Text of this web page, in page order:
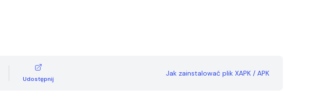
Udostępnij
Jak zainstalować plik XAPK / APK